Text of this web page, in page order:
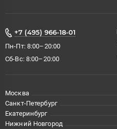
+7 (495) 966-18-01
Пн-Пт: 8:00–20:00
Сб-Вс: 8:00–20:00
Москва
Санкт-Петербург
Екатеринбург
Нижний Новгород